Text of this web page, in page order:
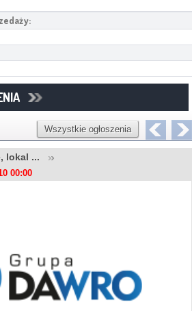
Wszystkie ogłoszenia
lokal ...
00:00